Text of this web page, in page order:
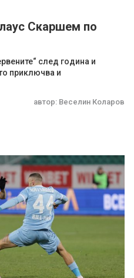
Скаршем по
след година и
приключва и
автор: Веселин Коларов